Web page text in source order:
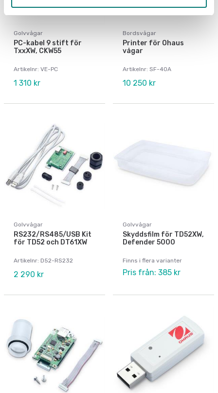
Golvvågar
PC-kabel 9 stift för
TxxXW, CKW55
Artikelnr: VE-PC
1 310 kr
Bordsvågar
Printer för Ohaus
vågar
Artikelnr: SF-40A
10 250 kr
Golvvågar
RS232/RS485/USB Kit
för TD52 och DT61XW
Artikelnr: D52-RS232
2 290 kr
Golvvågar
Skyddsfilm för TD52XW,
Defender 5000
Finns i flera varianter
Pris från: 385 kr